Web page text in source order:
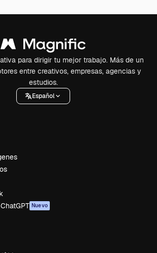
para dirigir tu mejor trabajo. Más de un
entre creativos, empresas, agencias y
estudios.
Español
Nuevo